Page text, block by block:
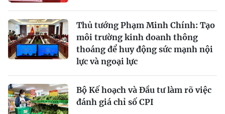
Thủ tướng Phạm Minh Chính: Tạo
môi trường kinh doanh thông
thoáng để huy động sức mạnh nội
lực và ngoại lực
Bộ Kế hoạch và Đầu tư làm rõ việc
đánh giá chỉ số CPI